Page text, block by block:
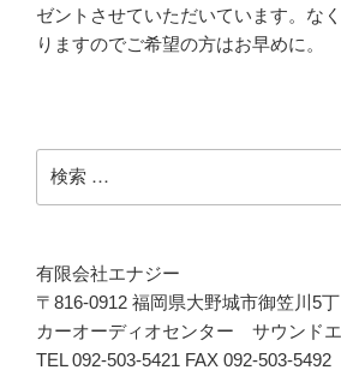
ゼントさせていただいています。な
りますのでご希望の方はお早めに。
検
索:
有限会社エナジー
〒816-0912 福岡県大野城市御笠川5
カーオーディオセンター サウンド
TEL 092-503-5421 FAX 092-503-5492